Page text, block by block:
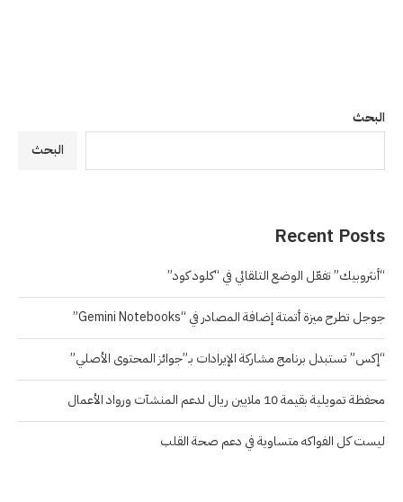
البحث
البحث
Recent Posts
“أنثروبيك” تفعّل الوضع التلقائي في “كلود كود”
جوجل تطرح ميزة أتمتة إضافة المصادر في “Gemini Notebooks”
“إكس” تستبدل برنامج مشاركة الإيرادات بـ”جوائز المحتوى الأصلي”
محفظة تمويلية بقيمة 10 ملايين ريال لدعم المنشآت ورواد الأعمال
ليست كل الفواكه متساوية في دعم صحة القلب